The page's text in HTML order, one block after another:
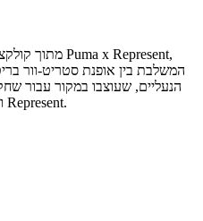
המשלבת בין אופנת סטריט-וור
וזמש ומגיעות בקופסת נעליים בעיצוב Represent.